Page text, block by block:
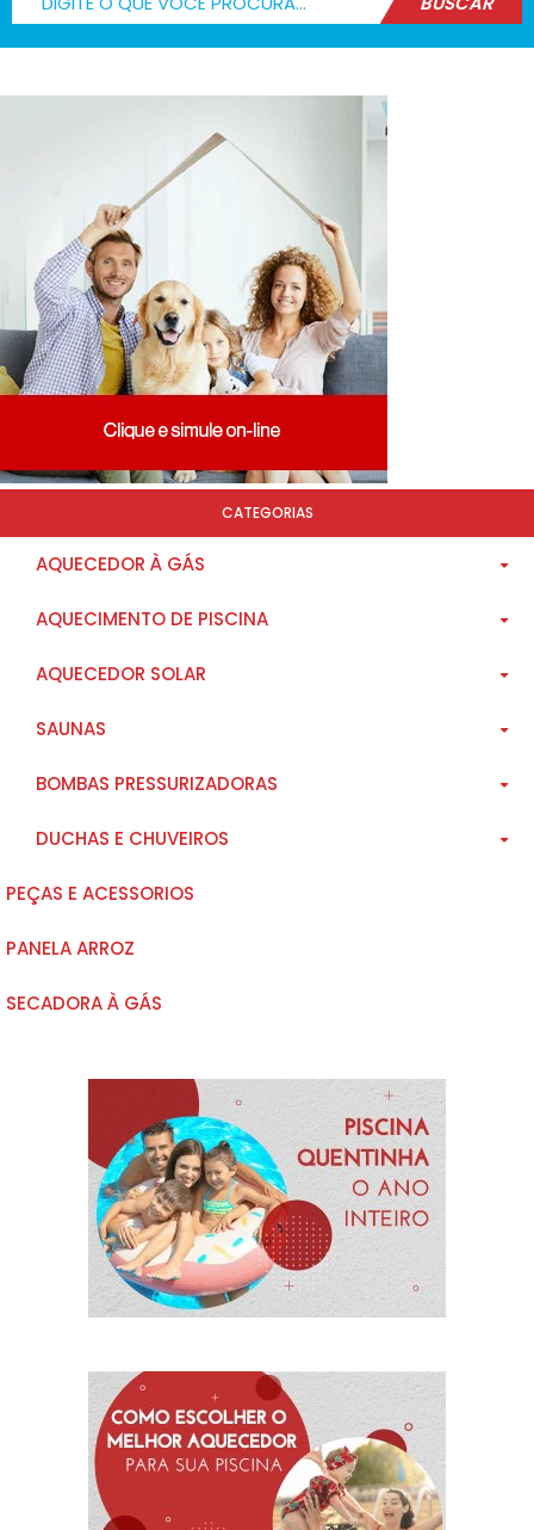
CATEGORIAS
AQUECEDOR À GÁS
RINNAI
KOMECO
RHEEM
AQUECIMENTO DE PISCINA
SOLAR À VÁCUO
SOLAR POLIPROPILENO
À GÁS
ELÉTRICO - TROCADOR DE CALOR
AQUECEDOR SOLAR
RINNAI
KISOLTEC
KOMECO
SAUNAS
A VAPOR
SECA
ACESSÓRIOS
BOMBAS PRESSURIZADORAS
ROWA
HIODA
KOMECO
DUCHAS E CHUVEIROS
RINNAI
IMPORTADOS
LORENZETTI
PEÇAS E ACESSORIOS
PANELA ARROZ
SECADORA À GÁS